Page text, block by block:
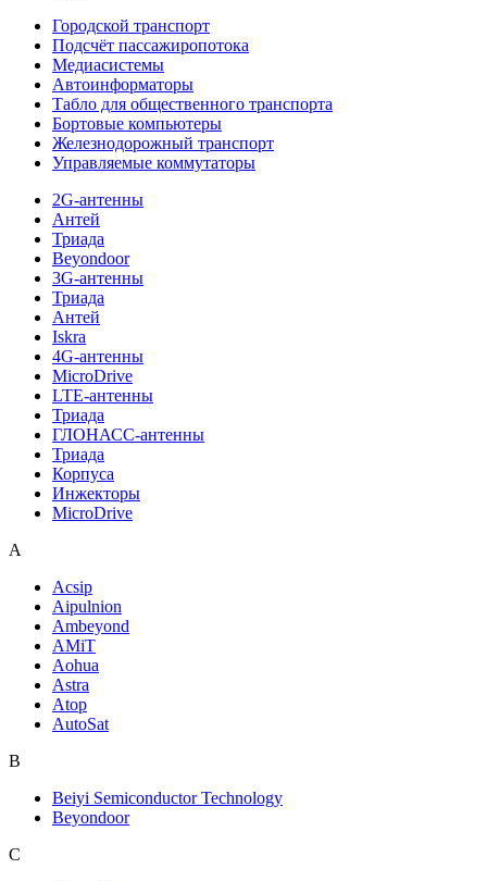
Городской транспорт
Подсчёт пассажиропотока
Медиасистемы
Автоинформаторы
Табло для общественного транспорта
Бортовые компьютеры
Железнодорожный транспорт
Управляемые коммутаторы
2G-антенны
Антей
Триада
Beyondoor
3G-антенны
Триада
Антей
Iskra
4G-антенны
MicroDrive
LTE-антенны
Триада
ГЛОНАСС-антенны
Триада
Корпуса
Инжекторы
MicroDrive
A
Acsip
Aipulnion
Ambeyond
AMiT
Aohua
Astra
Atop
AutoSat
B
Beiyi Semiconductor Technology
Beyondoor
C